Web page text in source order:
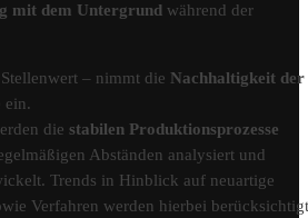
mit dem Untergrund während der
– nimmt die Nachhaltigkeit der
ein.
die stabilen Produktionsprozesse
Abständen analysiert und
Trends in Hinblick auf neuartige
Verfahren werden hierbei